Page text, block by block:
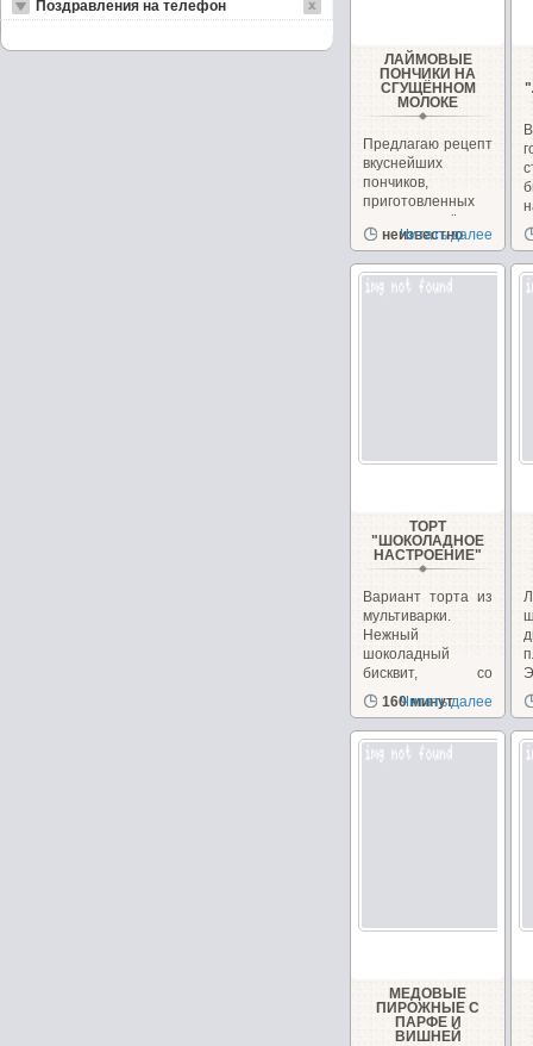
ЛАЙМОВЫЕ
ПОНЧИКИ НА
СГУЩЁННОМ
МОЛОКЕ
Предлагаю рецепт
вкуснейших
пончиков,
приготовленных
на сгущённом
молоке с
неизвестно
Читать далее
ТОРТ
"ШОКОЛАДНОЕ
НАСТРОЕНИЕ"
Вариант торта из
мультиварки.
Нежный
шоколадный
бисквит, со
сметанным
кремом...
160 минут
Читать далее
МЕДОВЫЕ
ПИРОЖНЫЕ С
ПАРФЕ И
ВИШНЕЙ
Поздравления на телефон